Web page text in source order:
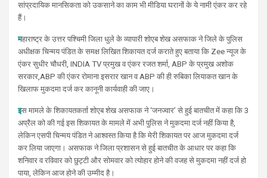
सांप्रदायिक मानसिकता को उकसाने का काम भी मीडिया घरानों के ये नामी एंकर कर रहे
हैं।
महाराष्ट्र के उत्तर पश्चिमी जिला ​धुले के व्यापारी शोएब शेख असफाक ने जिले के पुलिस
अधीक्षक चिन्मय पंडित के समक्ष लिखित शिकायत दर्ज कराते हुए बताया कि Zee न्यूज के
एंकर सुधीर चौधरी, INDIA TV प्रमुख व एंकर रजत शर्मा, ABP के प्रमुख अशोक
सरकार,ABP की एंकर रोमाना इसरार खान व ABP की ही रुबिका लियाकत खान के
खिलाफ मुकदमा दर्ज कर कानूनी कार्यवाही की जाए।
इस मामले के शिकायतकर्ता शोएब शेख असफाक ने ‘जनज्वार’ से हुई बातचीत में कहा कि 3
अप्रैल को की गई इस शिकायत के मामले में अभी पुलिस ने मुकदमा दर्ज नहीं किया है,
लेकिन एसपी चिन्मय पंडित ने आश्वस्त किया है कि मेरी शिकायत पर आज मुकदमा दर्ज
कर लिया जाएगा। असफाक ने जिला प्रशासन से हुई बातचीत के आधार पर कहा कि
शनिवार व रविवार को छुट्टी और सोमवार को त्योहार होने की वजह से मुकदमा नहीं दर्ज हो
पाया, लेकिन आज होने की उम्मीद है।